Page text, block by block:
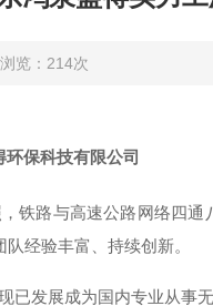
浏览：214次
保科技有限公司
路与高速公路网络四
经验丰富、持续创新。
发展成为国内专业从事